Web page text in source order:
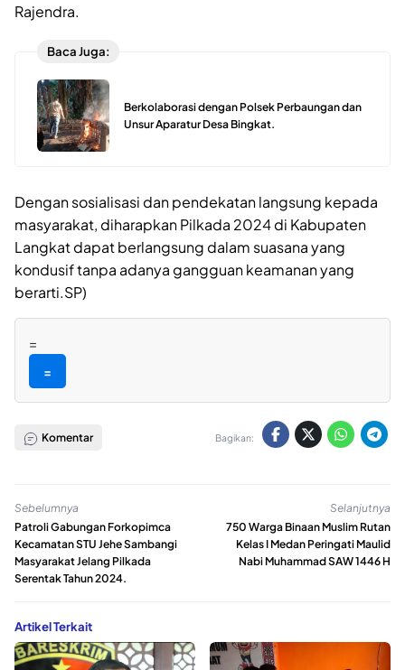
Rajendra.
Baca Juga:
Berkolaborasi dengan Polsek Perbaungan dan
Unsur Aparatur Desa Bingkat.
Dengan sosialisasi dan pendekatan langsung kepada
masyarakat, diharapkan Pilkada 2024 di Kabupaten
Langkat dapat berlangsung dalam suasana yang
kondusif tanpa adanya gangguan keamanan yang
berarti.SP)
=
=
Komentar Bagikan:
Sebelumnya
Patroli Gabungan Forkopimca
Kecamatan STU Jehe Sambangi
Masyarakat Jelang Pilkada
Serentak Tahun 2024.
Selanjutnya
750 Warga Binaan Muslim Rutan
Kelas I Medan Peringati Maulid
Nabi Muhammad SAW 1446 H
Artikel Terkait